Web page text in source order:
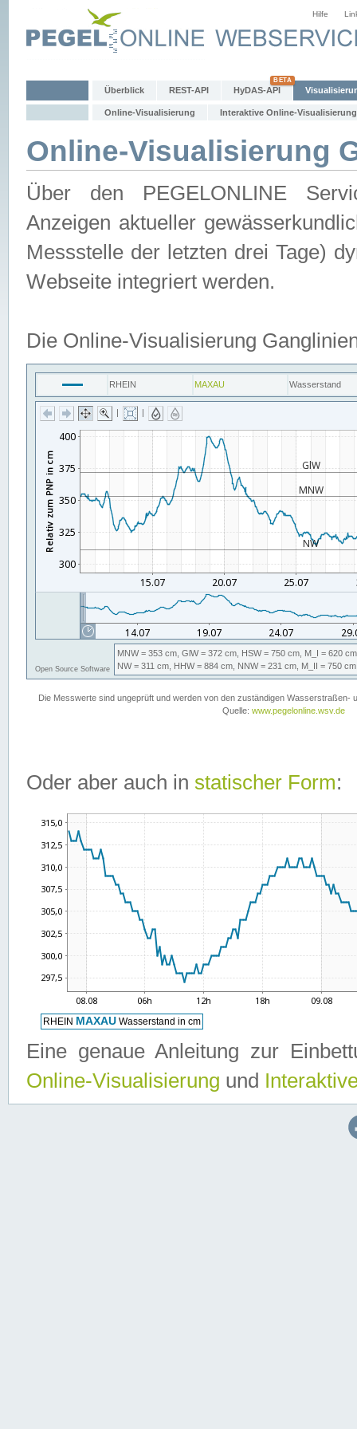
Hilfe
Überblick REST-API HyDAS-API
Online-Visualisierung Interaktive Online-Visualisierung
Online-Visualisierung
Über den PEGELONLINE
Anzeigen aktueller
Messstelle der letzten drei Tage)
Webseite integriert werden.
Die Online-Visualisierung
Oder aber auch in statischer Form:
Eine genaue Anleitung zur
Online-Visualisierung und